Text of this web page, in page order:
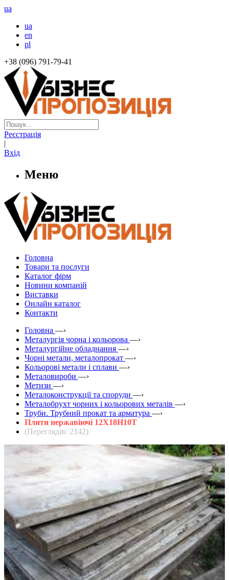
ua
ua
en
pl
+38 (096) 791-79-41
Реєстрація
|
Вхід
Меню
Головна
Товари та послуги
Каталог фірм
Новини компаній
Виставки
Онлайн каталог
Контакти
Головна —›
Металургія чорна і кольорова —›
Металургійне обладнання —›
Чорні метали, металопрокат —›
Кольорові метали і сплави —›
Металовироби —›
Метизи —›
Металоконструкції та споруди —›
Металобрухт чорних і кольорових металів —›
Труби. Трубний прокат та арматура —›
Плити нержавіючі 12Х18Н10Т
(Переглядів: 2142)